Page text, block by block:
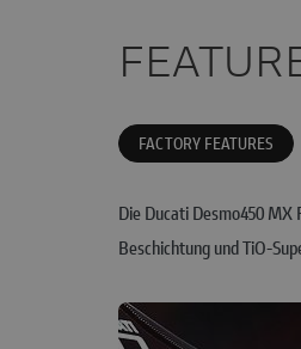
FACTORY FEATURES
Die Ducati Desmo450
Beschichtung und TiO-